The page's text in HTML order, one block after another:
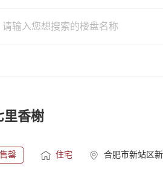
里香榭
售罄 住宅 合肥市新站区